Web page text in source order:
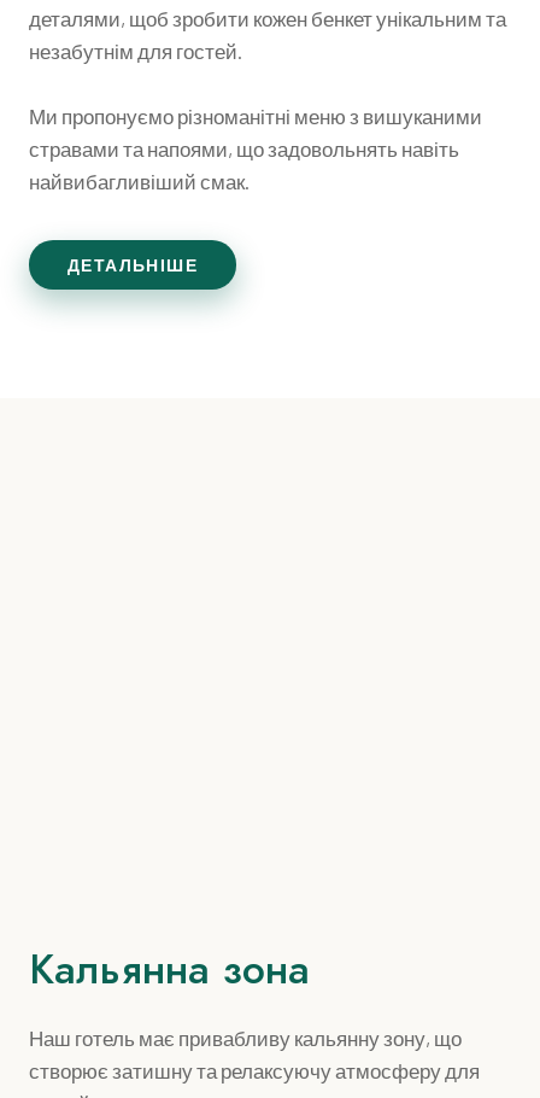
деталями, щоб зробити кожен бенкет унікальним та
незабутнім для гостей.
Ми пропонуємо різноманітні меню з вишуканими
стравами та напоями, що задовольнять навіть
найвибагливіший смак.
ДЕТАЛЬНІШЕ
Кальянна зона
Наш готель має привабливу кальянну зону, що
створює затишну та релаксуючу атмосферу для